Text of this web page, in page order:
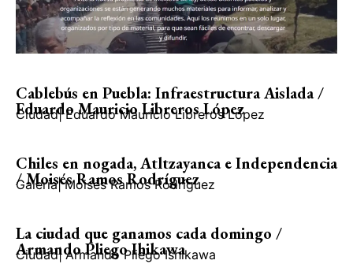
Cablebús en Puebla: Infraestructura Aislada /
Eduardo Mauricio Libreros López
Ciudad| Eduardo Mauricio Libreros López
Chiles en nogada, Atltzayanca e Independencia
/ Moisés Ramos Rodríguez
Galería| Moisés Ramos Rodríguez
La ciudad que ganamos cada domingo /
Armando Pliego Ihikawa
Ciudad| Armando Pliego Ishikawa